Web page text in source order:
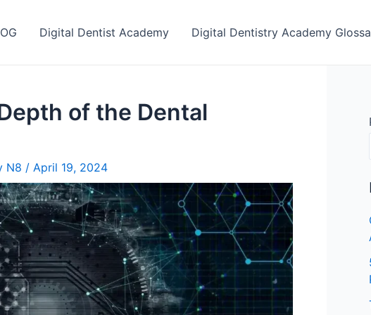
Digital Dentist Academy Digital Dentistry Academy
of the Dental
N8 / April 19, 2024